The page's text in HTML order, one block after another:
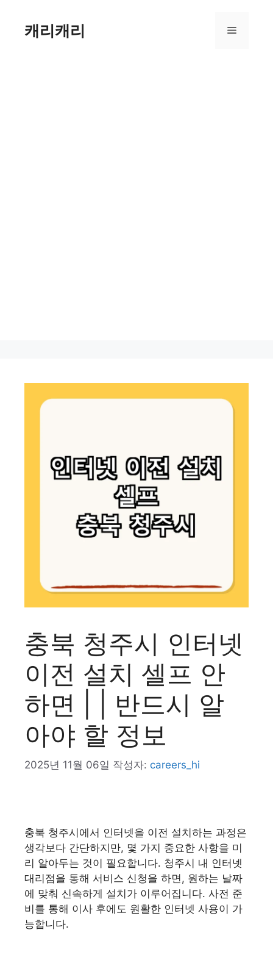
캐리캐리 메
충북 청주시 인터넷
이전 설치 셀프 안
하면 | | 반드시 알
아야 할 정보
2025년 11월 06일 작성자: careers_hi
충북 청주시에서 인터넷을 이전 설치하는 과정은
생각보다 간단하지만, 몇 가지 중요한 사항을 미
리 알아두는 것이 필요합니다. 청주시 내 인터넷
대리점을 통해 서비스 신청을 하면, 원하는 날짜
에 맞춰 신속하게 설치가 이루어집니다. 사전 준
비를 통해 이사 후에도 원활한 인터넷 사용이 가
능합니다.